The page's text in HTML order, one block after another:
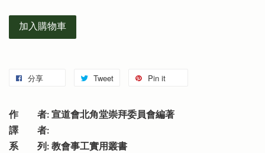
加入購物車
分享 Tweet Pin it
作 者: 宣道會北角堂崇拜委員會編著
譯 者:
系 列: 教會事工實用叢書